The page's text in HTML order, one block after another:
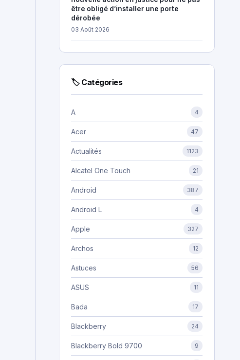
être obligé d’installer une porte
dérobée
03 Août 2026
🏷 Catégories
A 4
Acer 47
Actualités 1123
Alcatel One Touch 21
Android 387
Android L 4
Apple 327
Archos 12
Astuces 56
ASUS 11
Bada 17
Blackberry 24
Blackberry Bold 9700 9